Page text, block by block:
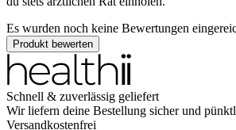
Es wurden noch keine Bewertungen
Produkt bewerten
Schnell & zuverlässig geliefert
Wir liefern deine Bestellung sicher und
Versandkostenfrei